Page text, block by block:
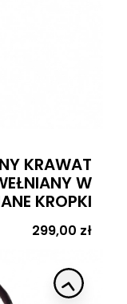
KRAWAT
W
KROPKI
Cena
299,00 zł